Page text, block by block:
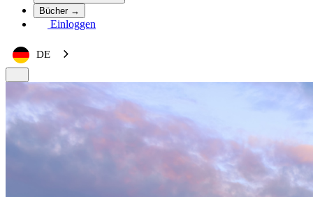
Bücher →
Einloggen
DE